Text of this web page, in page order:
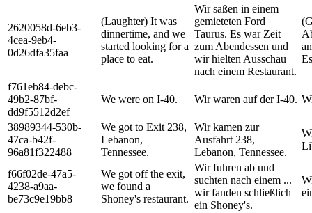
2620058d-6eb3-
4cea-9eb4-
0d26dfa35faa
(Laughter) It was
dinnertime, and we
started looking for a
place to eat.
Wir saßen in einem
gemieteten Ford
Taurus. Es war Zeit
zum Abendessen und
wir hielten Ausschau
nach einem Restaurant.
f761eb84-debc-
49b2-87bf-
dd9f5512d2ef
We were on I-40. Wir waren auf der I-40.
38989344-530b-
47ca-b42f-
96a81f322488
We got to Exit 238,
Lebanon,
Tennessee.
Wir kamen zur
Ausfahrt 238,
Lebanon, Tennessee.
f66f02de-47a5-
4238-a9aa-
be73c9e19bb8
We got off the exit,
we found a
Shoney's restaurant.
Wir fuhren ab und
suchten nach einem ...
wir fanden schließlich
ein Shoney's.